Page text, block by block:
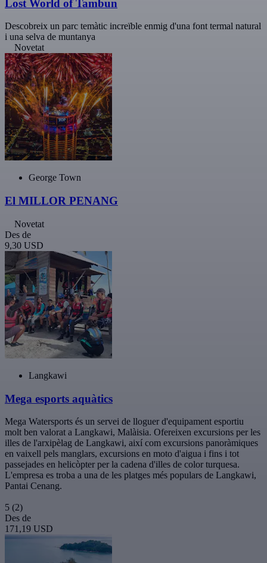
Lost World of Tambun
Descobreix un parc temàtic increïble enmig d'una font termal natural
i una selva de muntanya
Novetat
George Town
El MILLOR PENANG
Novetat
Des de
9,30 USD
Langkawi
Mega esports aquàtics
Mega Watersports és un servei de lloguer d'equipament esportiu
molt ben valorat a Langkawi, Malàisia. Ofereixen excursions per les
illes de l'arxipèlag de Langkawi, així com excursions panoràmiques
en vaixell pels manglars, excursions en moto d'aigua i fins i tot
passejades en helicòpter per la cadena d'illes de color turquesa.
L'empresa es troba a una de les platges més populars de Langkawi,
Pantai Cenang.
5 (2)
Des de
171,19 USD